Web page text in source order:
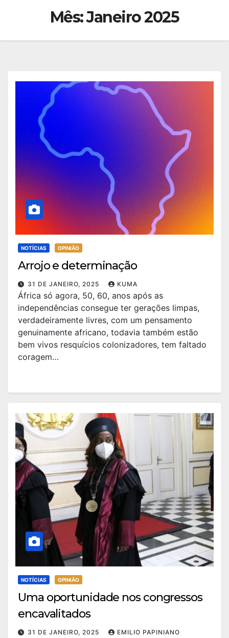
Mês:Janeiro 2025
NOTÍCIAS OPINIÃO
Arrojo e determinação
31 DE JANEIRO, 2025 KUMA
África só agora, 50, 60, anos após as
independências consegue ter gerações limpas,
verdadeiramente livres, com um pensamento
genuinamente africano, todavia também estão
bem vivos resquícios colonizadores, tem faltado
coragem…
NOTÍCIAS OPINIÃO
Uma oportunidade nos congressos
encavalitados
31 DE JANEIRO, 2025 EMILIO PAPINIANO